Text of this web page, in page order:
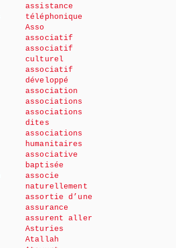
assistance
téléphonique
Asso
associatif
associatif
culturel
associatif
développé
association
associations
associations
dites
associations
humanitaires
associative
baptisée
associe
naturellement
assortie d’une
assurance
assurent aller
Asturies
Atallah